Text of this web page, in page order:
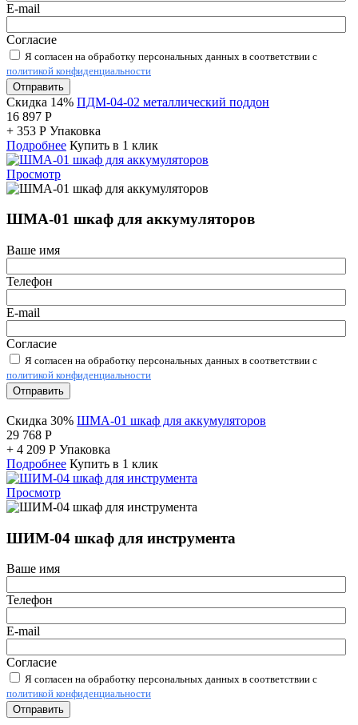
E-mail
Согласие
Я согласен на обработку персональных данных в соответствии с
политикой конфиденциальности
Отправить
Скидка 14% ПДМ-04-02 металлический поддон
16 897 Р
+ 353 Р Упаковка
Подробнее Купить в 1 клик
Просмотр
ШМА-01 шкаф для аккумуляторов
Ваше имя
Телефон
E-mail
Согласие
Я согласен на обработку персональных данных в соответствии с
политикой конфиденциальности
Отправить
Скидка 30% ШМА-01 шкаф для аккумуляторов
29 768 Р
+ 4 209 Р Упаковка
Подробнее Купить в 1 клик
Просмотр
ШИМ-04 шкаф для инструмента
Ваше имя
Телефон
E-mail
Согласие
Я согласен на обработку персональных данных в соответствии с
политикой конфиденциальности
Отправить